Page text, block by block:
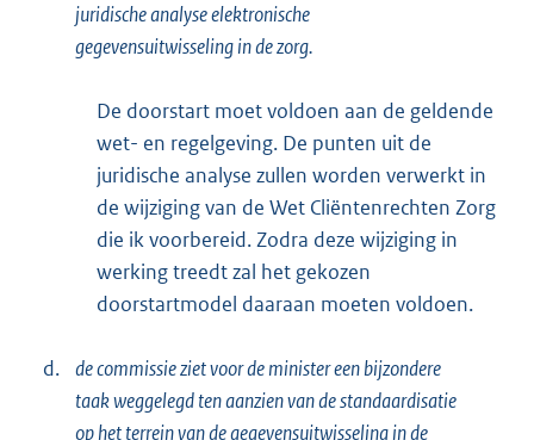
juridische analyse elektronische
gegevensuitwisseling in de zorg.
De doorstart moet voldoen aan de geldende
wet- en regelgeving. De punten uit de
juridische analyse zullen worden verwerkt in
de wijziging van de Wet Cliëntenrechten Zorg
die ik voorbereid. Zodra deze wijziging in
werking treedt zal het gekozen
doorstartmodel daaraan moeten voldoen.
d. de commissie ziet voor de minister een bijzondere
taak weggelegd ten aanzien van de standaardisatie
op het terrein van de gegevensuitwisseling in de